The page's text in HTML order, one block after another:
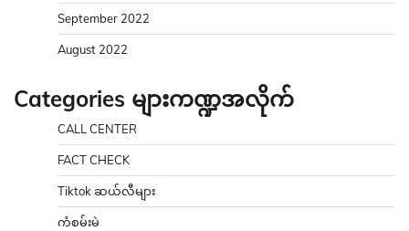
September 2022
August 2022
Categories များကဏ္ဍအလိုက်
CALL CENTER
FACT CHECK
Tiktok ဆယ်လီများ
ကံစမ်းမဲ